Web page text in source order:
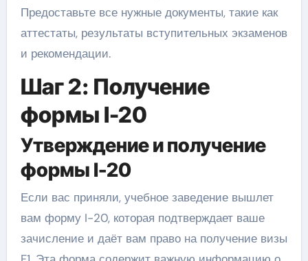
Предоставьте все нужные документы, такие как
аттестаты, результаты вступительных экзаменов
и рекомендации.
Шаг 2: Получение
формы I-20
Утверждение и получение
формы I-20
Если вас приняли, учебное заведение вышлет
вам форму I-20, которая подтверждает ваше
зачисление и даёт вам право на получение визы